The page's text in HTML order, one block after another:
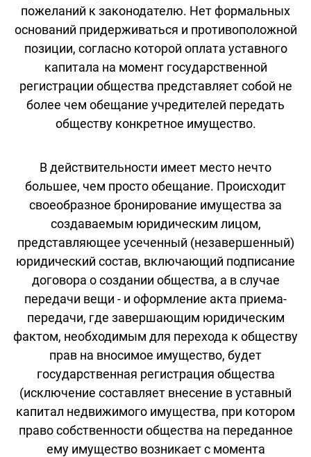
пожеланий к законодателю. Нет формальных
оснований придерживаться и противоположной
позиции, согласно которой оплата уставного
капитала на момент государственной
регистрации общества представляет собой не
более чем обещание учредителей передать
обществу конкретное имущество.
В действительности имеет место нечто
большее, чем просто обещание. Происходит
своеобразное бронирование имущества за
создаваемым юридическим лицом,
представляющее усеченный (незавершенный)
юридический состав, включающий подписание
договора о создании общества, а в случае
передачи вещи - и оформление акта приема-
передачи, где завершающим юридическим
фактом, необходимым для перехода к обществу
прав на вносимое имущество, будет
государственная регистрация общества
(исключение составляет внесение в уставный
капитал недвижимого имущества, при котором
право собственности общества на переданное
ему имущество возникает с момента